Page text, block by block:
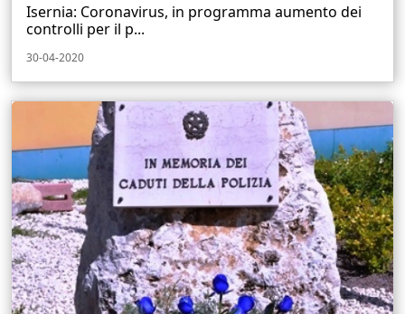
Isernia: Coronavirus, in programma aumento dei
controlli per il p...
30-04-2020